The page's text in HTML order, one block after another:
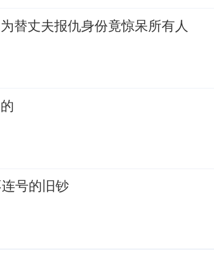
替丈夫报仇身份竟惊呆所有人
号的旧钞